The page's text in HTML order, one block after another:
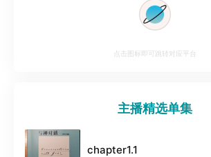
点击图标即可跳转对应平台
主播精选单集
chapter1.1